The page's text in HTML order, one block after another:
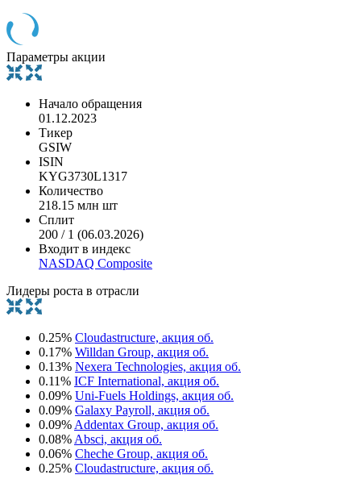
Параметры акции
Начало обращения
01.12.2023
Тикер
GSIW
ISIN
KYG3730L1317
Количество
218.15 млн шт
Сплит
200 / 1 (06.03.2026)
Входит в индекс
NASDAQ Composite
Лидеры роста в отрасли
0.25% Cloudastructure, акция об.
0.17% Willdan Group, акция об.
0.13% Nexera Technologies, акция об.
0.11% ICF International, акция об.
0.09% Uni-Fuels Holdings, акция об.
0.09% Galaxy Payroll, акция об.
0.09% Addentax Group, акция об.
0.08% Absci, акция об.
0.06% Cheche Group, акция об.
0.25% Cloudastructure, акция об.